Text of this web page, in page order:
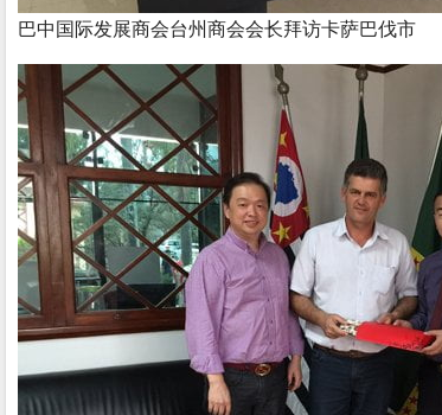
巴中国际发展商会台州商会会长拜访卡萨巴伐市